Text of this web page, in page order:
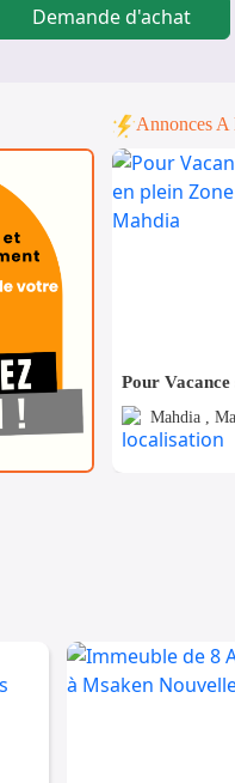
Demande d'achat
Annonces A
Mahdia ,